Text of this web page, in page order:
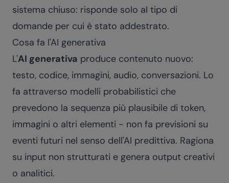
sistema chiuso: risponde solo al tipo di
domande per cui è stato addestrato.
Cosa fa l'AI generativa
L'AI generativa produce contenuto nuovo:
testo, codice, immagini, audio, conversazioni. Lo
fa attraverso modelli probabilistici che
prevedono la sequenza più plausibile di token,
immagini o altri elementi - non fa previsioni su
eventi futuri nel senso dell'AI predittiva. Ragiona
su input non strutturati e genera output creativi
o analitici.